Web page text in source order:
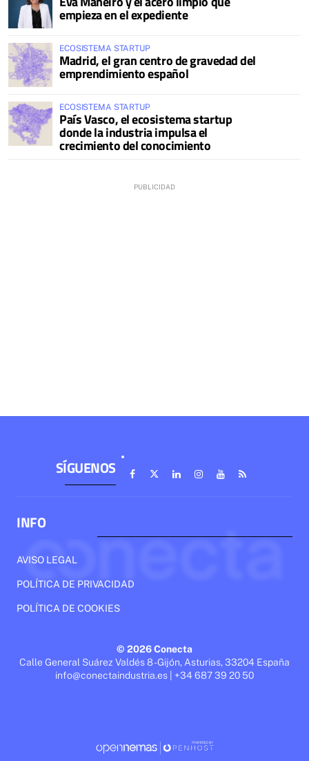
empieza en el expediente
ECOSISTEMA STARTUP
Madrid, el gran centro de gravedad del
emprendimiento español
ECOSISTEMA STARTUP
País Vasco, el ecosistema startup
donde la industria impulsa el
crecimiento del conocimiento
SÍGUENOS
INFO
AVISO LEGAL
POLÍTICA DE PRIVACIDAD
POLÍTICA DE COOKIES
© 2026 Conecta
Calle General Suárez Valdés 8 - Gijón, Asturias, 33204 España
info@conectaindustria.es | +34 687 39 20 50